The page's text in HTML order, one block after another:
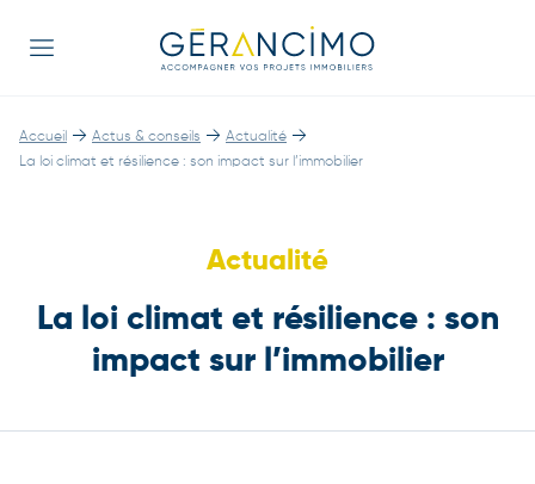
Accueil → Actus & conseils → Actualité →
La loi climat et résilience : son impact sur l’immobilier
Actualité
La loi climat et résilience : son
impact sur l’immobilier